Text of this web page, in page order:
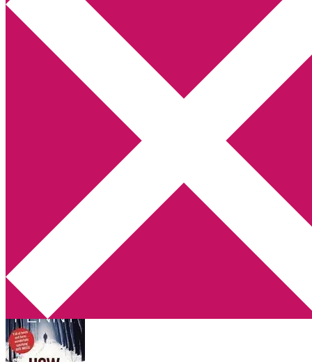
Deckare, kriminalromaner, thrillers
Hem
Boktolva
Författarfemman
Kontakt
Webbshop Amazon
Utskriftscentralen
Min tv-blogg
You are here:Home Archives for Three Pines
Recension: How the light gets in av
Louise Penny
2019-08-19 byAnnika